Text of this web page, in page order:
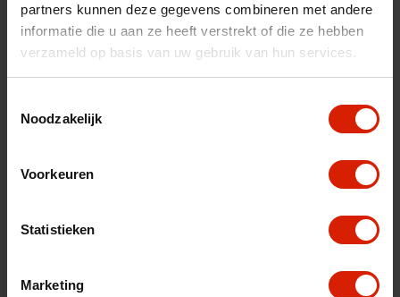
partners kunnen deze gegevens combineren met andere
informatie die u aan ze heeft verstrekt of die ze hebben
verzameld op basis van uw gebruik van hun services.
Noodzakelijk
Voorkeuren
Statistieken
Marketing